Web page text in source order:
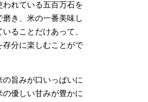
われている五百万石を
き、米の一番美味し
ることだけあって、
存分に楽しむことがで
の旨みが口いっぱいに
の優しい甘みが豊かに